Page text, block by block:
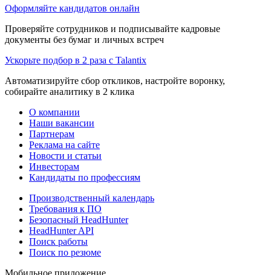
Оформляйте кандидатов онлайн
Проверяйте сотрудников и подписывайте кадровые
документы без бумаг и личных встреч
Ускорьте подбор в 2 раза с Talantix
Автоматизируйте сбор откликов, настройте воронку,
собирайте аналитику в 2 клика
О компании
Наши вакансии
Партнерам
Реклама на сайте
Новости и статьи
Инвесторам
Кандидаты по профессиям
Производственный календарь
Требования к ПО
Безопасный HeadHunter
HeadHunter API
Поиск работы
Поиск по резюме
Мобильное приложение